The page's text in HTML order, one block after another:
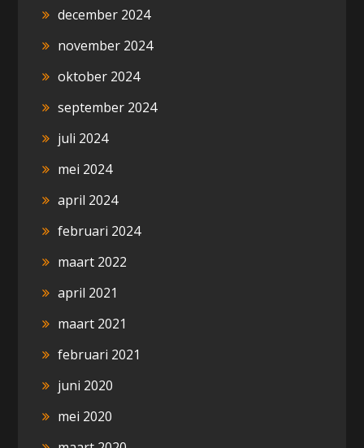
december 2024
november 2024
oktober 2024
september 2024
juli 2024
mei 2024
april 2024
februari 2024
maart 2022
april 2021
maart 2021
februari 2021
juni 2020
mei 2020